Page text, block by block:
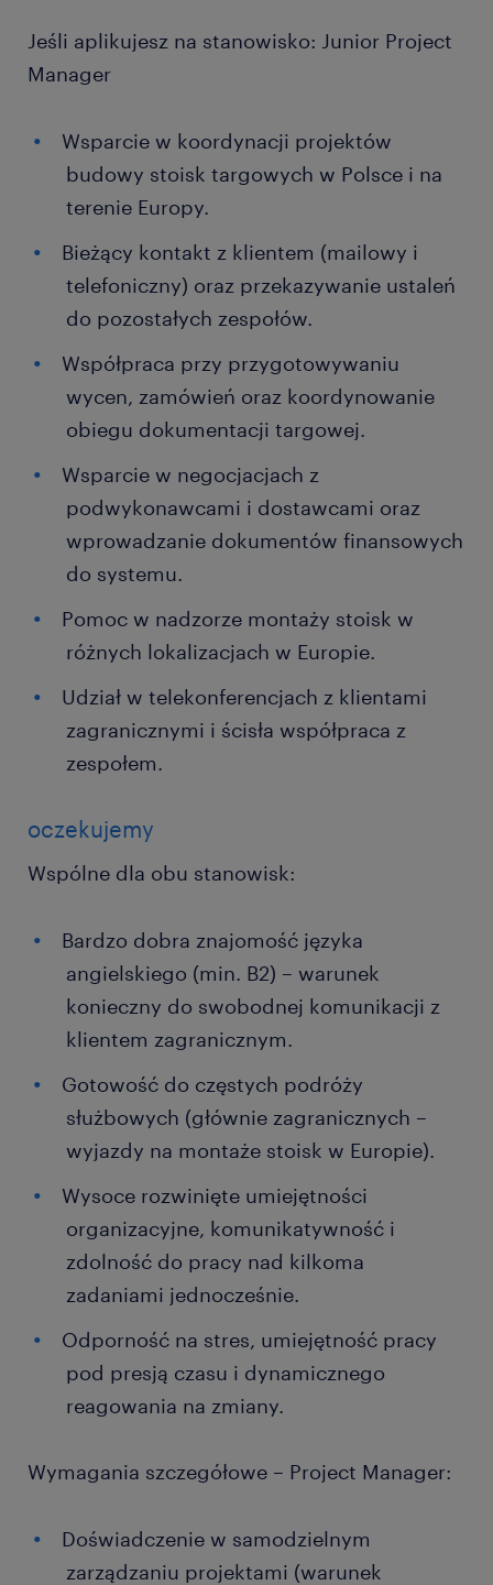
Jeśli aplikujesz na stanowisko: Junior Project
Manager
Wsparcie w koordynacji projektów
budowy stoisk targowych w Polsce i na
terenie Europy.
Bieżący kontakt z klientem (mailowy i
telefoniczny) oraz przekazywanie ustaleń
do pozostałych zespołów.
Współpraca przy przygotowywaniu
wycen, zamówień oraz koordynowanie
obiegu dokumentacji targowej.
Wsparcie w negocjacjach z
podwykonawcami i dostawcami oraz
wprowadzanie dokumentów finansowych
do systemu.
Pomoc w nadzorze montaży stoisk w
różnych lokalizacjach w Europie.
Udział w telekonferencjach z klientami
zagranicznymi i ścisła współpraca z
zespołem.
oczekujemy
Wspólne dla obu stanowisk:
Bardzo dobra znajomość języka
angielskiego (min. B2) – warunek
konieczny do swobodnej komunikacji z
klientem zagranicznym.
Gotowość do częstych podróży
służbowych (głównie zagranicznych –
wyjazdy na montaże stoisk w Europie).
Wysoce rozwinięte umiejętności
organizacyjne, komunikatywność i
zdolność do pracy nad kilkoma
zadaniami jednocześnie.
Odporność na stres, umiejętność pracy
pod presją czasu i dynamicznego
reagowania na zmiany.
Wymagania szczegółowe – Project Manager:
Doświadczenie w samodzielnym
zarządzaniu projektami (warunek